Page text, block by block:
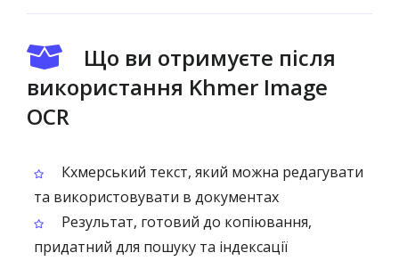
Що ви отримуєте після
використання Khmer Image
OCR
Кхмерський текст, який можна редагувати
та використовувати в документах
Результат, готовий до копіювання,
придатний для пошуку та індексації